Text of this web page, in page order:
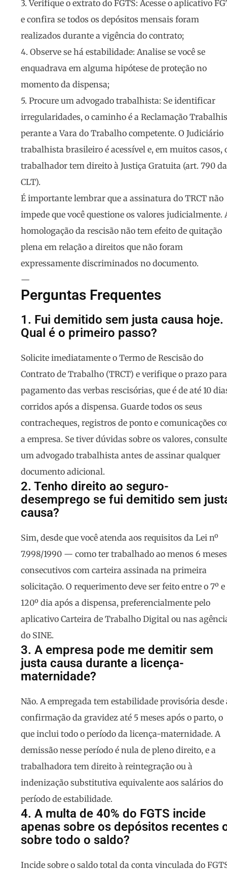
3.Verifique o extrato do FGTS: Acesse o aplicativo
e confira se todos os depósitos mensais foram
realizados durante a vigência do contrato;
4. Observe se há estabilidade: Analise se você se
enquadrava em alguma hipótese de proteção no
momento da dispensa;
5. Procure um advogado trabalhista: Se identificar
irregularidades, o caminho é a Reclamação
perante a Vara do Trabalho competente. O Judiciário
trabalhista brasileiro é acessível e, em muitos casos,
trabalhador tem direito à Justiça Gratuita (art. 790 da
CLT).
É importante lembrar que a assinatura do TRCT não
impede que você questione os valores judicialmente.
homologação da rescisão não tem efeito de quitação
plena em relação a direitos que não foram
expressamente discriminados no documento.
—
Perguntas Frequentes
1. Fui demitido sem justa causa hoje.
Qual é o primeiro passo?
Solicite imediatamente o Termo de Rescisão do
Contrato de Trabalho (TRCT) e verifique o prazo para
pagamento das verbas rescisórias, que é de até 10
corridos após a dispensa. Guarde todos os seus
contracheques, registros de ponto e comunicações
a empresa. Se tiver dúvidas sobre os valores, consulte
um advogado trabalhista antes de assinar qualquer
documento adicional.
2. Tenho direito ao seguro-
desemprego se fui demitido sem
causa?
Sim, desde que você atenda aos requisitos da Lei nº
7.998/1990 — como ter trabalhado ao menos 6 meses
consecutivos com carteira assinada na primeira
solicitação. O requerimento deve ser feito entre o 7º e
120º dia após a dispensa, preferencialmente pelo
aplicativo Carteira de Trabalho Digital ou nas
do SINE.
3. A empresa pode me demitir sem
justa causa durante a licença-
maternidade?
Não. A empregada tem estabilidade provisória desde
confirmação da gravidez até 5 meses após o parto, o
que inclui todo o período da licença-maternidade. A
demissão nesse período é nula de pleno direito, e a
trabalhadora tem direito à reintegração ou à
indenização substitutiva equivalente aos salários do
período de estabilidade.
4. A multa de 40% do FGTS incide
apenas sobre os depósitos recentes
sobre todo o saldo?
Incide sobre o saldo total da conta vinculada do